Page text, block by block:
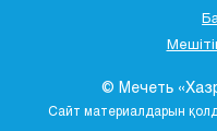
© Мечеть
Сайт материалдарын